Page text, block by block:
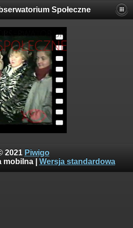
Społeczne
2021 Piwigo
mobilna| Wersja standardowa